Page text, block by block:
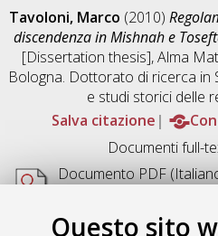
Questo sito
Tavoloni, Marco (2010)
discendenza in Mishnah e
[Dissertation thesis], Alma
Bologna. Dottorato di ricerca in
e studi storici delle
Salva citazione
Documenti full-
Documento PDF
Acrobat Reader